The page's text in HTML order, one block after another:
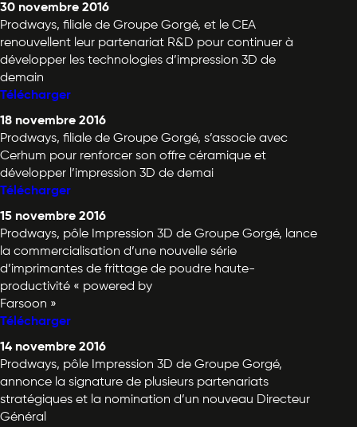
30 novembre 2016
Prodways, filiale de Groupe Gorgé, et le CEA
renouvellent leur partenariat R&D pour continuer à
développer les technologies d’impression 3D de
demain
Télécharger
18 novembre 2016
Prodways, filiale de Groupe Gorgé, s’associe avec
Cerhum pour renforcer son offre céramique et
développer l’impression 3D de demai
Télécharger
15 novembre 2016
Prodways, pôle Impression 3D de Groupe Gorgé, lance
la commercialisation d’une nouvelle série
d’imprimantes de frittage de poudre haute-
productivité « powered by
Farsoon »
Télécharger
14 novembre 2016
Prodways, pôle Impression 3D de Groupe Gorgé,
annonce la signature de plusieurs partenariats
stratégiques et la nomination d’un nouveau Directeur
Général